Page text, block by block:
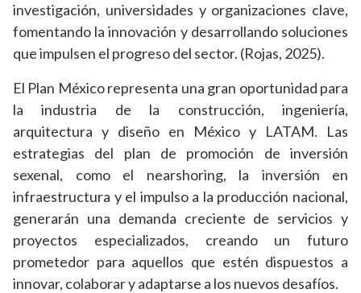
investigación, universidades y organizaciones clave,
fomentando la innovación y desarrollando soluciones
que impulsen el progreso del sector. (Rojas, 2025).
El Plan México representa una gran oportunidad para
la industria de la construcción, ingeniería,
arquitectura y diseño en México y LATAM. Las
estrategias del plan de promoción de inversión
sexenal, como el nearshoring, la inversión en
infraestructura y el impulso a la producción nacional,
generarán una demanda creciente de servicios y
proyectos especializados, creando un futuro
prometedor para aquellos que estén dispuestos a
innovar, colaborar y adaptarse a los nuevos desafíos.